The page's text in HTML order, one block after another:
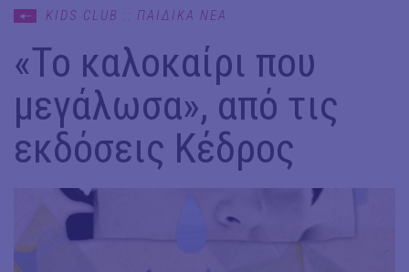
KIDS CLUB :: ΠΑΙΔΙΚΑ ΝΕΑ
«Το καλοκαίρι που
μεγάλωσα», από τις
εκδόσεις Κέδρος